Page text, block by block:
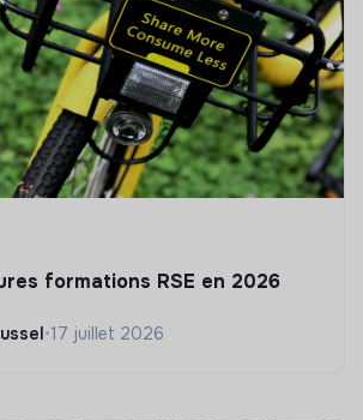
formations RSE en 2026
•17 juillet 2026